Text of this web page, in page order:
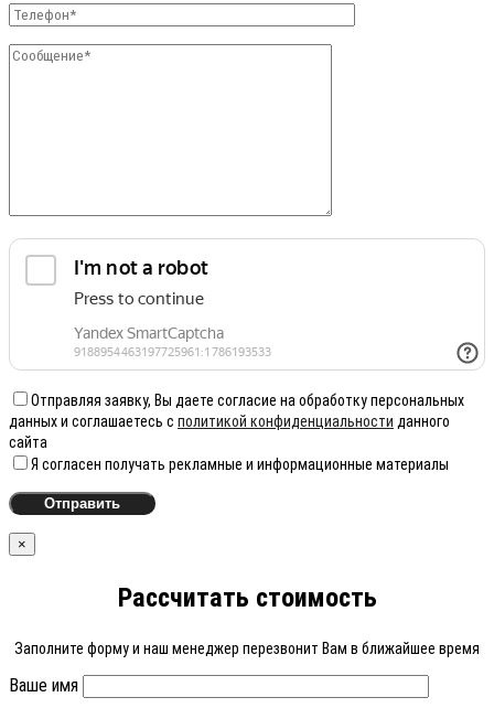
Отправляя заявку, Вы даете согласие на обработку персональных
данных и соглашаетесь с политикой конфиденциальности данного
сайта
Я согласен получать рекламные и информационные материалы
×
Рассчитать стоимость
Заполните форму и наш менеджер перезвонит Вам в ближайшее время
Ваше имя